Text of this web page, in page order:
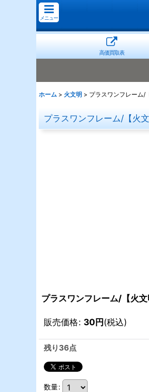
メニュー
高価買取表
ホーム > 火文明 > プラスワンフレーム/
プラスワンフレーム/【火
プラスワンフレーム/【火
販売価格: 30円(税込)
残り36点
数量: